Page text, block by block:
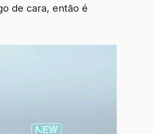
de cara, então é